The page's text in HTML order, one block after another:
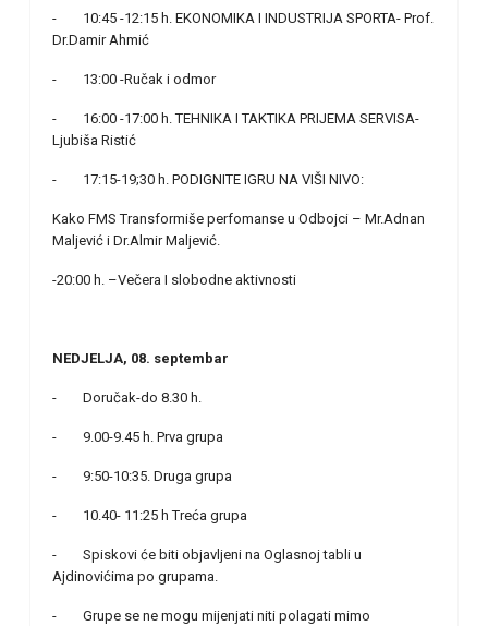
- 10:45 -12:15 h. EKONOMIKA I INDUSTRIJA SPORTA- Prof.
Dr.Damir Ahmić
- 13:00 -Ručak i odmor
- 16:00 -17:00 h. TEHNIKA I TAKTIKA PRIJEMA SERVISA-
Ljubiša Ristić
- 17:15-19;30 h. PODIGNITE IGRU NA VIŠI NIVO:
Kako FMS Transformiše perfomanse u Odbojci – Mr.Adnan
Maljević i Dr.Almir Maljević.
-20:00 h. –Večera I slobodne aktivnosti
NEDJELJA, 08. septembar
- Doručak-do 8.30 h.
- 9.00-9.45 h. Prva grupa
- 9:50-10:35. Druga grupa
- 10.40- 11:25 h Treća grupa
- Spiskovi će biti objavljeni na Oglasnoj tabli u
Ajdinovićima po grupama.
- Grupe se ne mogu mijenjati niti polagati mimo